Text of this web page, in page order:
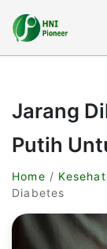
Jarang
Putih
Home /
Diabetes